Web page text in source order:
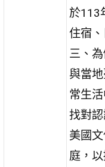
於113
住宿
三、
與當
常生
找對
美國
庭，